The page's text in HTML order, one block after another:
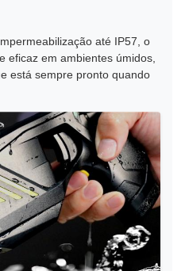
até IP57, o
eficaz em ambientes úmidos,
está sempre pronto quando